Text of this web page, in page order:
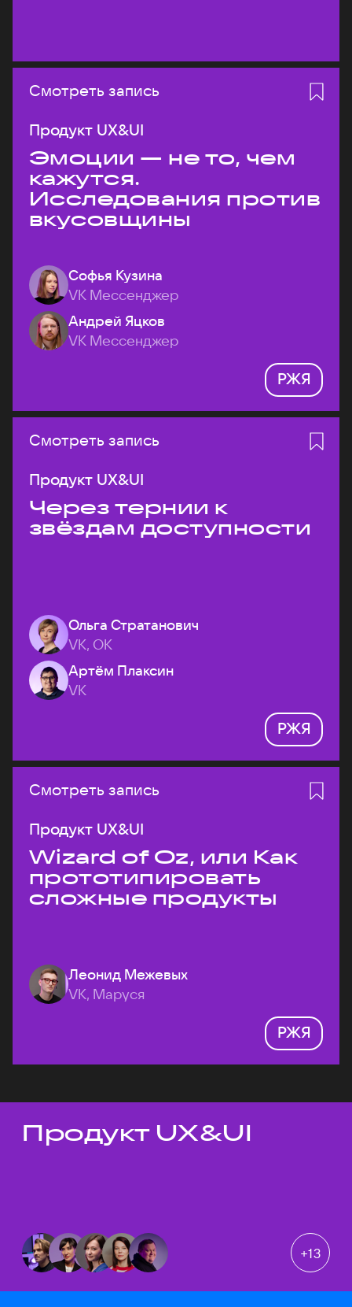
Смотреть запись
Продукт UX&UI
Эмоции — не то, чем
кажутся.
Исследования против
вкусовщины
Софья Кузина
VK Мессенджер
Андрей Яцков
VK Мессенджер
РЖЯ
Смотреть запись
Продукт UX&UI
Через тернии к
звёздам доступности
Ольга Стратанович
VK, ОК
Артём Плаксин
VK
РЖЯ
Смотреть запись
Продукт UX&UI
Wizard of Oz, или Как
прототипировать
сложные продукты
Леонид Межевых
VK, Маруся
РЖЯ
Темы докладов
Продукт UX&UI
+13